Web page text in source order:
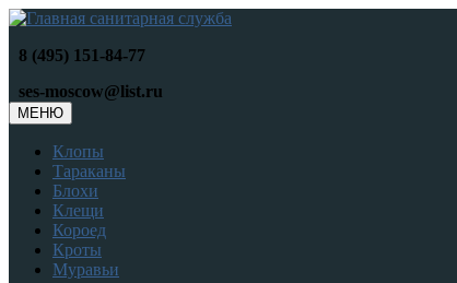
8 (495) 151-84-77
ses-moscow@list.ru
МЕНЮ
Клопы
Тараканы
Блохи
Клещи
Короед
Кроты
Муравьи